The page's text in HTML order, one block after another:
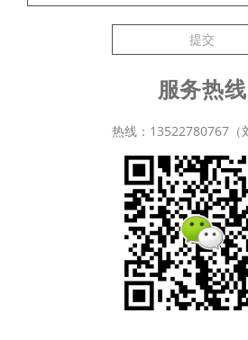
提交
服务热线
热线：13522780767（